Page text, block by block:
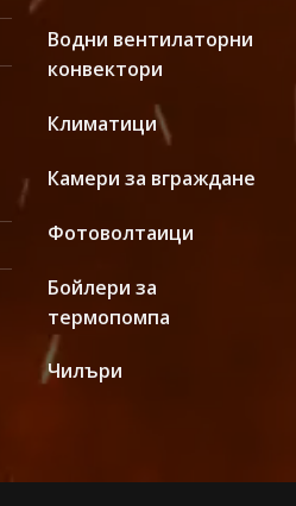
Водни вентилаторни
конвектори
Климатици
Камери за вграждане
Фотоволтаици
Бойлери за
термопомпа
Чилъри